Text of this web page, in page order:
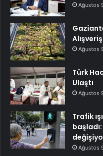
Ağustos
Ağustos
Türk
Ulaştı
Ağustos
Trafik
Ağustos